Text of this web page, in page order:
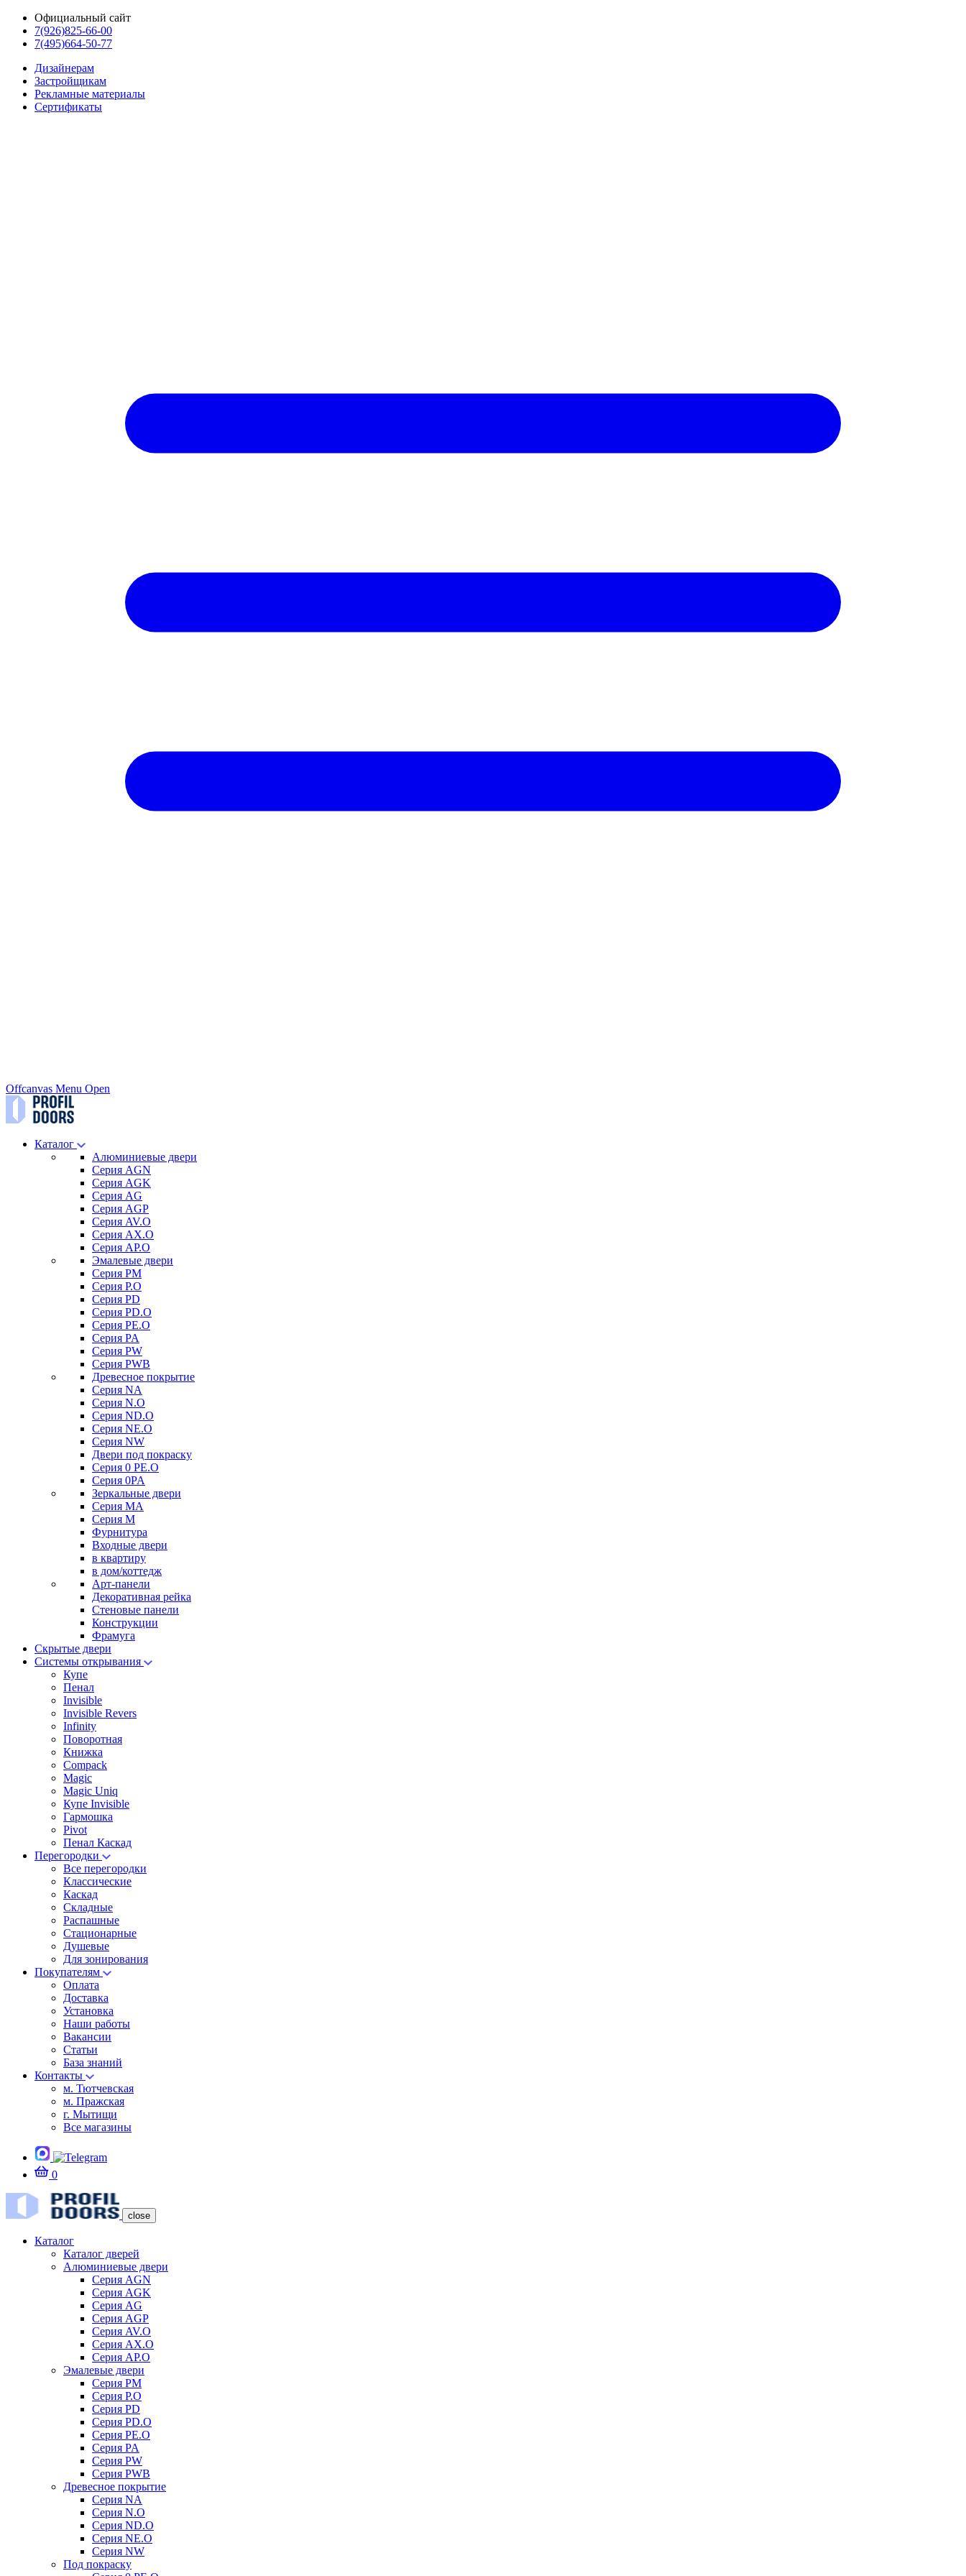
Официальный сайт
7(926)825-66-00
7(495)664-50-77
Дизайнерам
Застройщикам
Рекламные материалы
Сертификаты
Offcanvas Menu Open
Каталог
Алюминиевые двери
Серия AGN
Серия AGK
Серия AG
Серия AGP
Серия AV.O
Серия AX.O
Серия AP.O
Эмалевые двери
Серия PM
Серия P.O
Серия PD
Серия PD.O
Серия PE.O
Серия PA
Серия PW
Серия PWB
Древесное покрытие
Серия NA
Серия N.O
Серия ND.O
Серия NE.O
Серия NW
Двери под покраску
Серия 0 PE.O
Серия 0PA
Зеркальные двери
Серия MA
Серия M
Фурнитура
Входные двери
в квартиру
в дом/коттедж
Арт-панели
Декоративная рейка
Стеновые панели
Конструкции
Фрамуга
Скрытые двери
Системы открывания
Купе
Пенал
Invisible
Invisible Revers
Infinity
Поворотная
Книжка
Compack
Magic
Magic Uniq
Купе Invisible
Гармошка
Pivot
Пенал Каскад
Перегородки
Все перегородки
Классические
Каскад
Складные
Распашные
Стационарные
Душевые
Для зонирования
Покупателям
Оплата
Доставка
Установка
Наши работы
Вакансии
Статьи
База знаний
Контакты
м. Тютчевская
м. Пражская
г. Мытищи
Все магазины
0
close
Каталог
Каталог дверей
Алюминиевые двери
Серия AGN
Серия AGK
Серия AG
Серия AGP
Серия AV.O
Серия AX.O
Серия AP.O
Эмалевые двери
Серия PM
Серия P.O
Серия PD
Серия PD.O
Серия PE.O
Серия PA
Серия PW
Серия PWB
Древесное покрытие
Серия NA
Серия N.O
Серия ND.O
Серия NE.O
Серия NW
Под покраску